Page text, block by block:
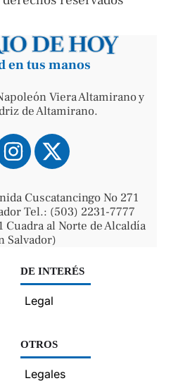
en tus manos
Viera Altamirano y
de Altamirano.
Cuscatancingo No 271
Tel.: (503) 2231-7777
Cuadra al Norte de Alcaldía
Salvador)
DE INTERÉS
Legal
OTROS
Legales